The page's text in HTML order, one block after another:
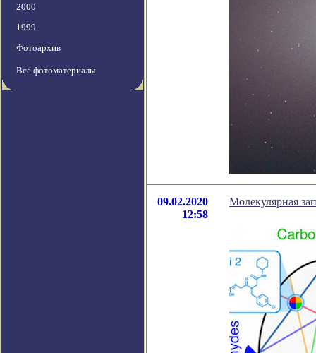
2000
1999
Фотоархив
Все фотоматериалы
09.02.2020
12:58
Молекулярная